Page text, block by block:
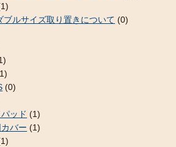
ブルサイズ取り置きについて (0)
(0)
ッド (1)
バー (1)